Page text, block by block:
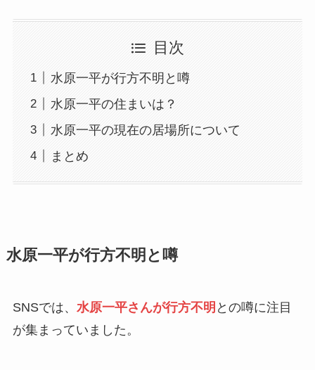
目次
水原一平が行方不明と噂
水原一平の住まいは？
水原一平の現在の居場所について
まとめ
水原一平が行方不明と噂
SNSでは、 水原一平さんが行方不明 との噂に注目
が集まっていました。